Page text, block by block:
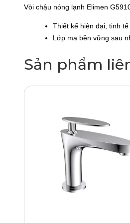
Vòi chậu nóng lạnh Elimen
Thiết kế hiện đại, tinh tế
Lớp mạ bền vững sau
Sản phẩm